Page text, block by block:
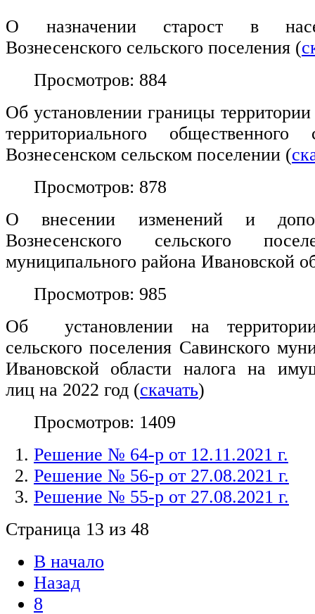
О назначении старост в
Вознесенского сельского поселения (
Просмотров: 884
Об установлении границы
территориального общественного
Вознесенском сельском поселении (
Просмотров: 878
О внесении изменений и
Вознесенского сельского
муниципального района Ивановской
Просмотров: 985
Об установлении на
сельского поселения Савинского
Ивановской области налога на
лиц на 2022 год (скачать)
Просмотров: 1409
Решение № 64-р от 12.11.2021 г.
Решение № 56-р от 27.08.2021 г.
Решение № 55-р от 27.08.2021 г.
Страница 13 из 48
В начало
Назад
8